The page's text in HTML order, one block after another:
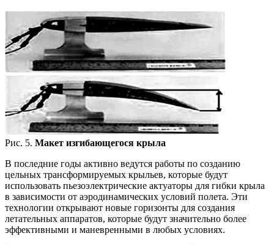
Рис. 5. Макет изгибающегося крыла
В последние годы активно ведутся работы по созданию
цельных трансформируемых крыльев, которые будут
использовать пьезоэлектрические актуаторы для гибки крыла
в зависимости от аэродинамических условий полета. Эти
технологии открывают новые горизонты для создания
летательных аппаратов, которые будут значительно более
эффективными и маневренными в любых условиях.